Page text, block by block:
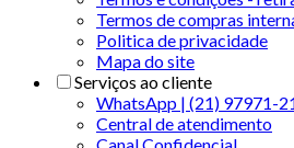
Termos de compras
Politica de privacidade
Mapa do site
Serviços ao cliente
WhatsApp | (21) 97971-
Central de atendimento
Canal Confidencial